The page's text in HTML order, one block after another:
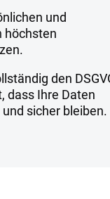
und
höchsten
den
dass Ihre Daten
sicher bleiben.